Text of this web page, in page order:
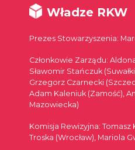
Władze RKW
Prezes Stowarzyszenia:
Członkowie Zarządu:
Sławomir Stańczuk
Grzegorz Czarnecki
Adam Kaleniuk (Zamość),
Mazowiecka)
Komisja Rewizyjna:
Troska (Wrocław), Mariola